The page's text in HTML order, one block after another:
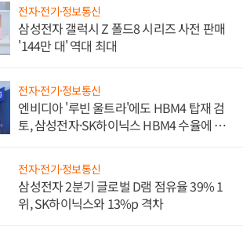
전자·전기·정보통신
삼성전자 갤럭시 Z 폴드8 시리즈 사전 판매
'144만 대' 역대 최대
전자·전기·정보통신
엔비디아 '루빈 울트라'에도 HBM4 탑재 검
토, 삼성전자·SK하이닉스 HBM4 수율에 주
전자·전기·정보통신
삼성전자 2분기 글로벌 D램 점유율 39% 1
위, SK하이닉스와 13%p 격차